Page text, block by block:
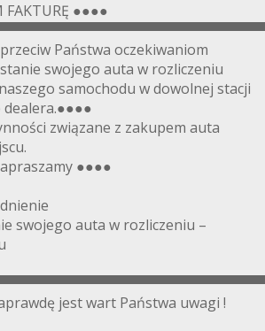
FAKTURĘ ●●●●
Państwa oczekiwaniom
swojego auta w rozliczeniu
samochodu w dowolnej stacji
związane z zakupem auta
●●●●
swojego auta w rozliczeniu –
jest wart Państwa uwagi !